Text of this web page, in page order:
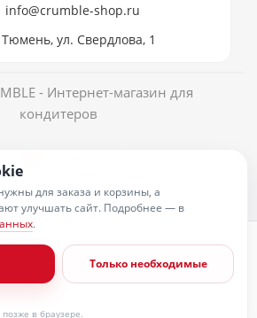
info@crumble-shop.ru
Тюмень, ул. Свердлова, 1
- Интернет-магазин для
кондитеров
персональных данных
для заказа и корзины, а
улучшать сайт. Подробнее — в
.
Только необходимые
в браузере.